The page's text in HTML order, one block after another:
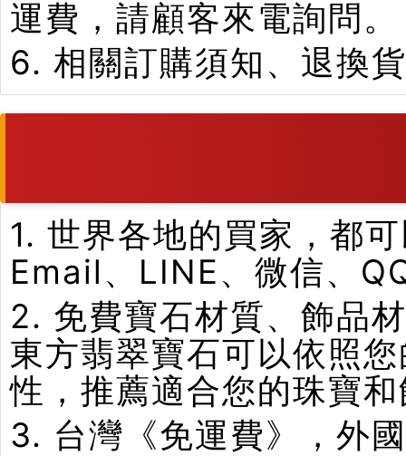
運費，請顧客來電詢問。
6. 相關訂購須知、退換
1. 世界各地的買家，都
Email、LINE、微信、
2. 免費寶石材質、飾品
東方翡翠寶石可以依照
性，推薦適合您的珠寶
3. 台灣《免運費》，外